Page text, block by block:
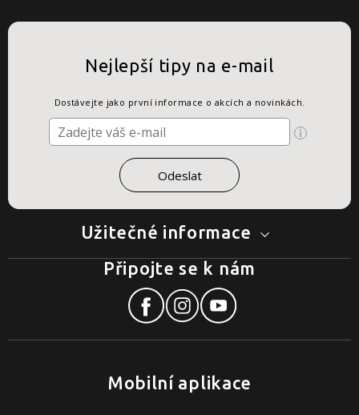
Užitečné informace
Nejlepší tipy na e-mail
Dostávejte jako první informace o akcích a novinkách.
Mobilní aplikace
Připojte se k nám